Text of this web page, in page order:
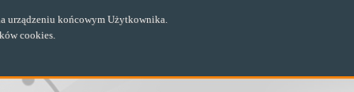
urządzeniu końcowym Użytkownika.
cookies.